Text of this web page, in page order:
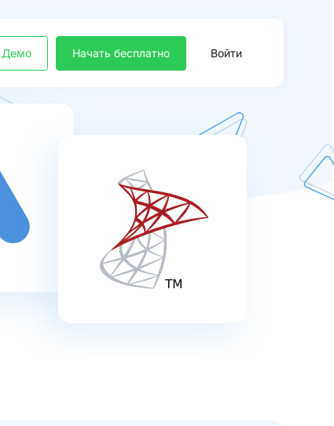
Демо Начать бесплатно Войти